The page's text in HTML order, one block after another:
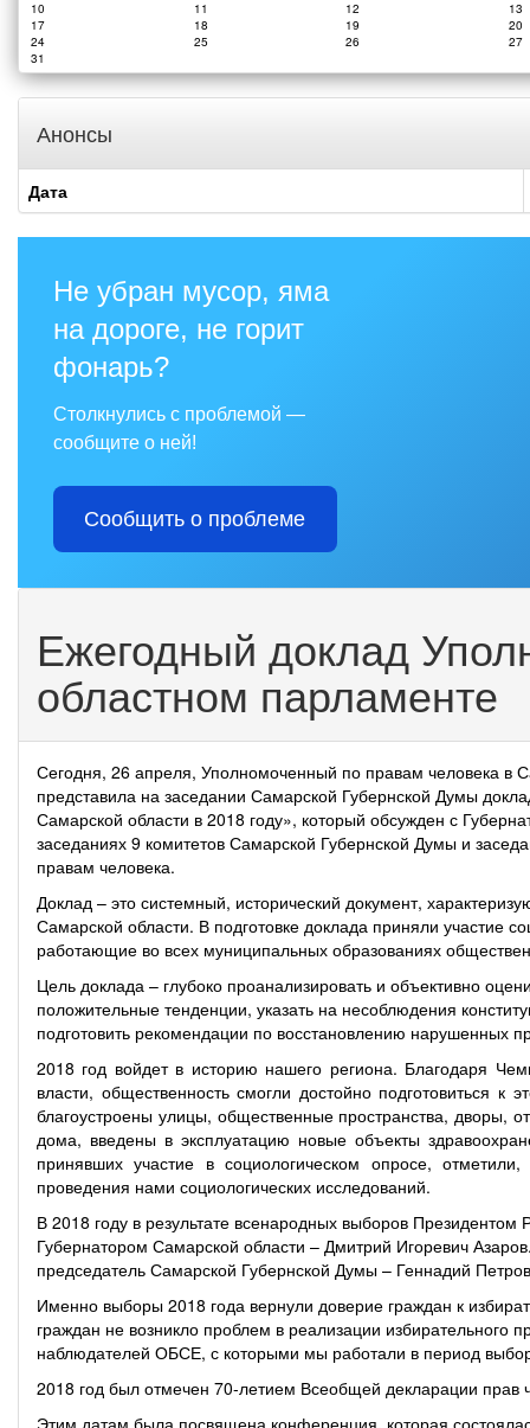
10
11 12
13
17
18 19
20
24
25 26
27
31
Анонсы
Дата
Не убран мусор, яма
на дороге, не горит
фонарь?
Столкнулись с проблемой —
сообщите о ней!
Сообщить о проблеме
Ежегодный доклад
областном парламенте
Сегодня, 26 апреля, Уполномоченный по правам человека в
представила на заседании Самарской Губернской Думы
Самарской области в 2018 году», который обсужден с
заседаниях 9 комитетов Самарской Губернской Думы и
правам человека.
Доклад – это системный, исторический документ,
Самарской области. В подготовке доклада приняли участие
работающие во всех муниципальных образованиях
Цель доклада – глубоко проанализировать и объективно
положительные тенденции, указать на несоблюдения
подготовить рекомендации по восстановлению нарушенных
2018 год войдет в историю нашего региона. Благодаря
власти, общественность смогли достойно подготовиться
благоустроены улицы, общественные пространства, дворы,
дома, введены в эксплуатацию новые объекты
принявших участие в социологическом опросе,
проведения нами социологических исследований.
В 2018 году в результате всенародных выборов
Губернатором Самарской области – Дмитрий Игоревич
председатель Самарской Губернской Думы – Геннадий
Именно выборы 2018 года вернули доверие граждан к
граждан не возникло проблем в реализации
наблюдателей ОБСЕ, с которыми мы работали в период
2018 год был отмечен 70-летием Всеобщей декларации
Этим датам была посвящена конференция, которая